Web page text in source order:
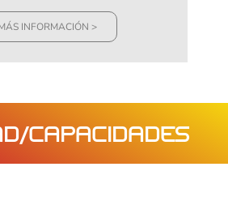
INFORMACIÓN >
CAPACIDADES